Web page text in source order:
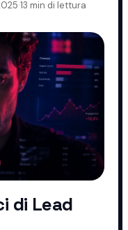
·13 min di lettura
di Lead